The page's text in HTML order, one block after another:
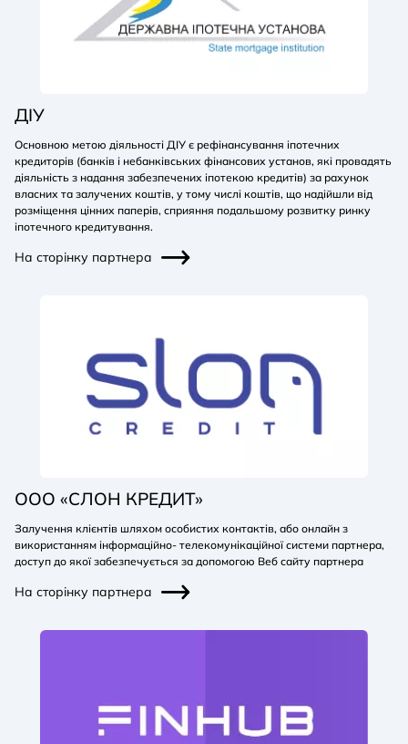
ДІУ
Основною метою діяльності ДІУ є рефінансування іпотечних
кредиторів (банків і небанківських фінансових установ, які провадять
діяльність з надання забезпечених іпотекою кредитів) за рахунок
власних та залучених коштів, у тому числі коштів, що надійшли від
розміщення цінних паперів, сприяння подальшому розвитку ринку
іпотечного кредитування.
На сторінку партнера
ООО «СЛОН КРЕДИТ»
Залучення клієнтів шляхом особистих контактів, або онлайн з
використанням інформаційно- телекомунікаційної системи партнера,
доступ до якої забезпечується за допомогою Веб сайту партнера
На сторінку партнера